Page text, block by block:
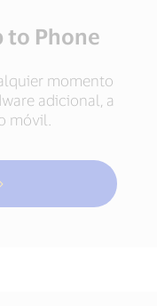
to Phone
momento
adicional, a
móvil.